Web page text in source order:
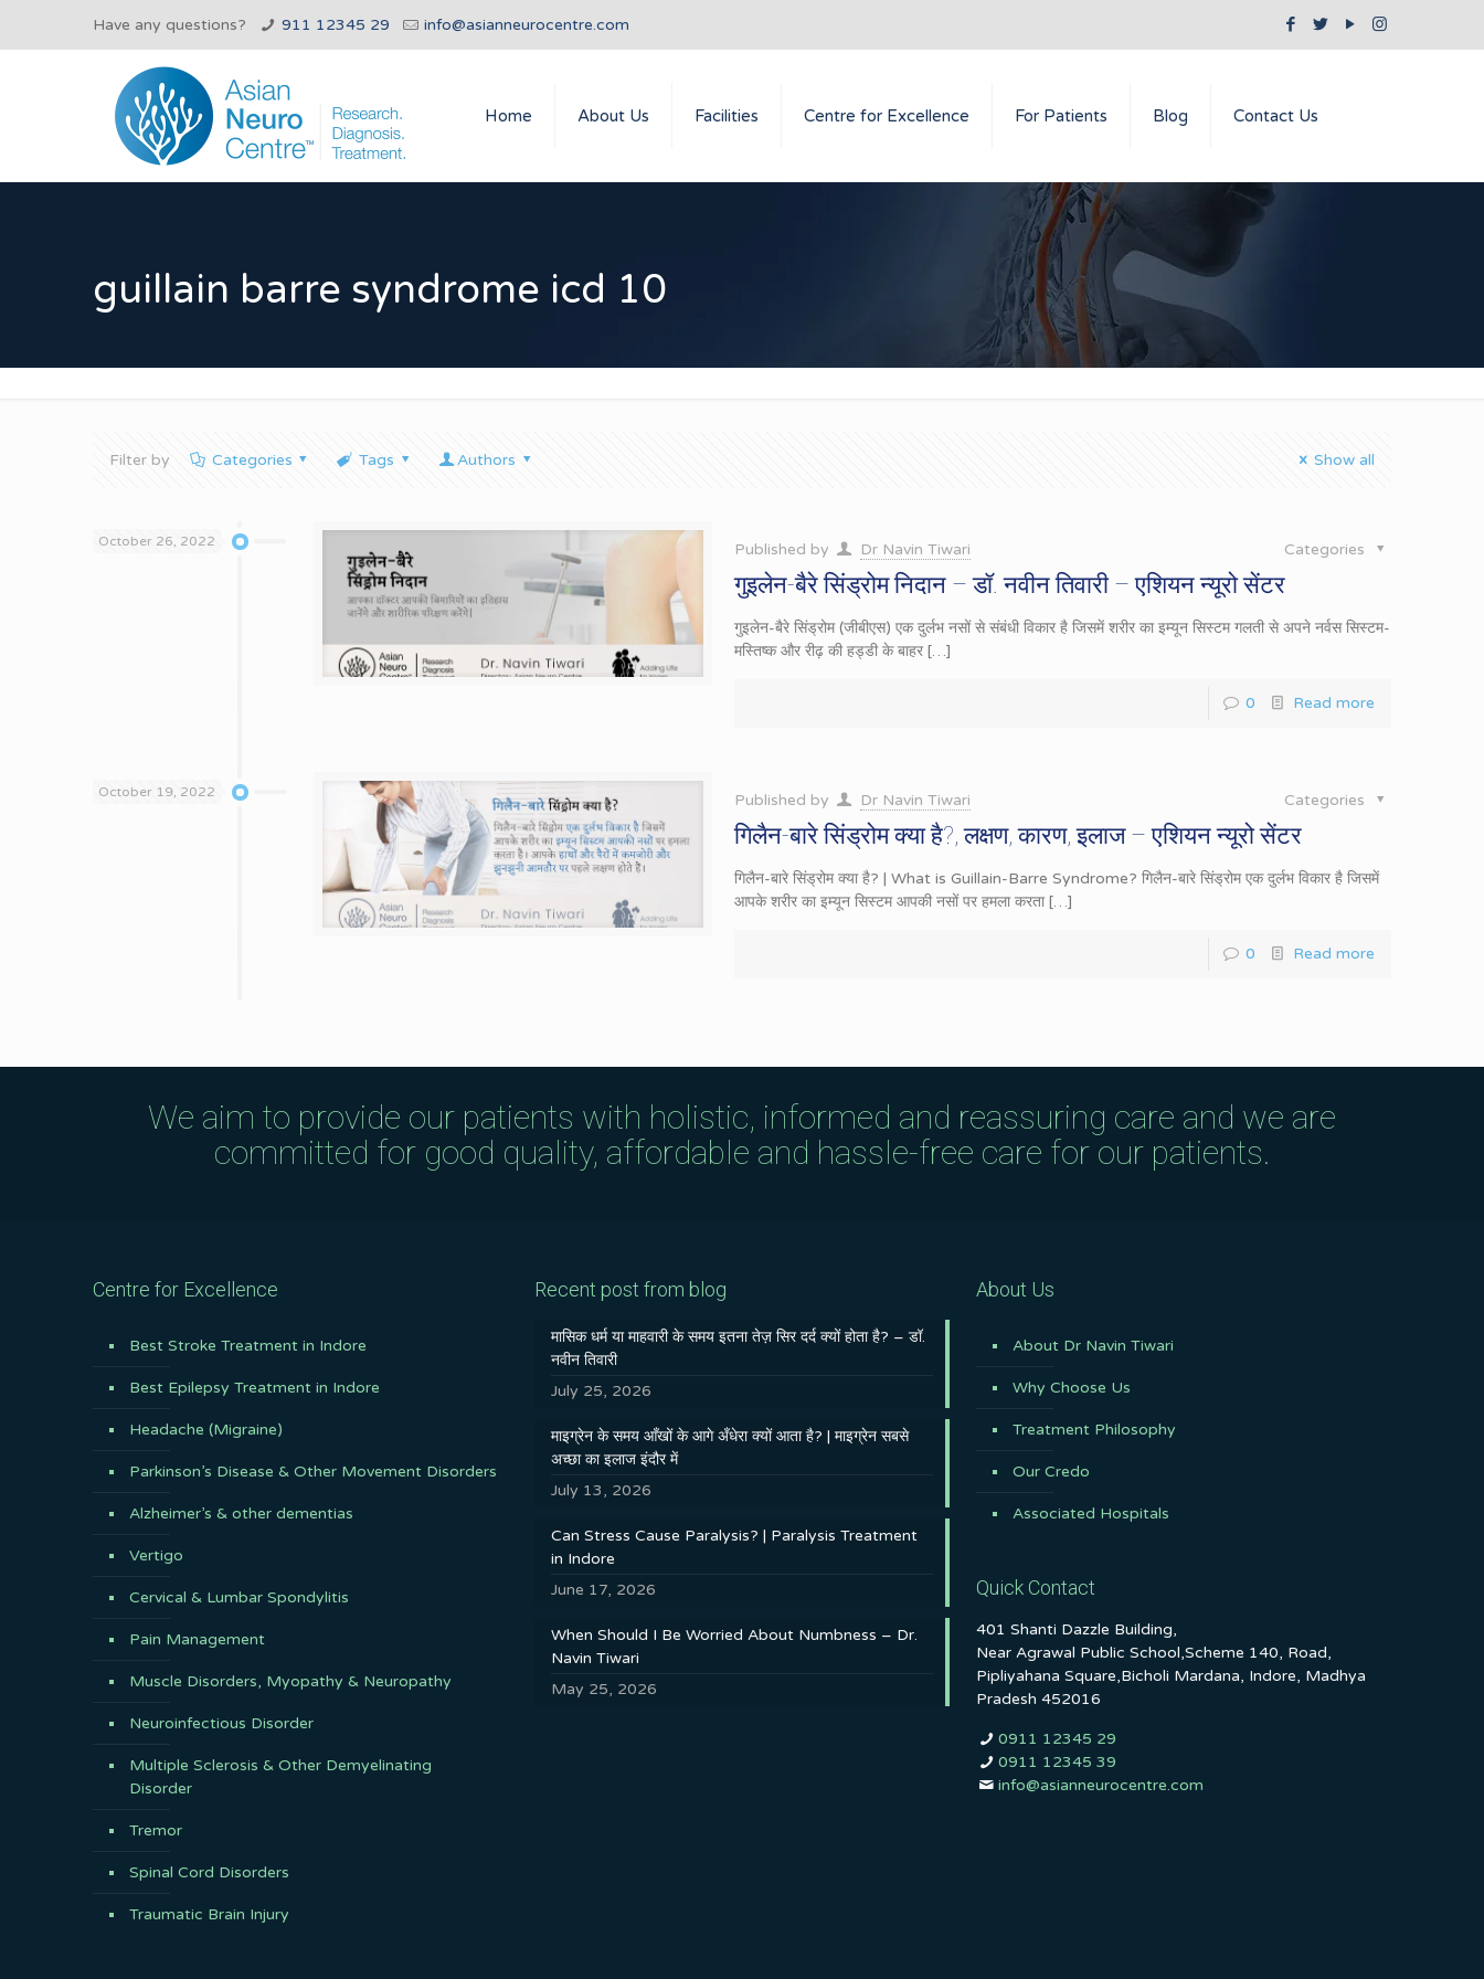
Have any questions? 911 12345 29 info@asianneurocentre.com
Home About Us Facilities Centre for Excellence For Patients Blog Contact Us
guillain barre syndrome icd 10
Filter by Categories Tags Authors Show all
October 26, 2022 Published by Dr Navin Tiwari Categories
गुइलेन-बैरे सिंड्रोम निदान – डॉ. नवीन तिवारी – एशियन न्यूरो सेंटर
गुइलेन-बैरे सिंड्रोम (जीबीएस) एक दुर्लभ नसों से संबंधी विकार है जिसमें शरीर का इम्यून सिस्टम गलती से अपने नर्वस सिस्टम-
मस्तिष्क और रीढ़ की हड्डी के बाहर […]
0 Read more
October 19, 2022 Published by Dr Navin Tiwari Categories
गिलैन-बारे सिंड्रोम क्या है?, लक्षण, कारण, इलाज – एशियन न्यूरो सेंटर
गिलैन-बारे सिंड्रोम क्या है? | What is Guillain-Barre Syndrome? गिलैन-बारे सिंड्रोम एक दुर्लभ विकार है जिसमें
आपके शरीर का इम्यून सिस्टम आपकी नसों पर हमला करता […]
0 Read more
We aim to provide our patients with holistic, informed and reassuring care and we are
committed for good quality, affordable and hassle-free care for our patients.
Centre for Excellence
Best Stroke Treatment in Indore
Best Epilepsy Treatment in Indore
Headache (Migraine)
Parkinson’s Disease & Other Movement Disorders
Alzheimer’s & other dementias
Vertigo
Cervical & Lumbar Spondylitis
Pain Management
Muscle Disorders, Myopathy & Neuropathy
Neuroinfectious Disorder
Multiple Sclerosis & Other Demyelinating
Disorder
Tremor
Spinal Cord Disorders
Traumatic Brain Injury
Recent post from blog
मासिक धर्म या माहवारी के समय इतना तेज़ सिर दर्द क्यों होता है? – डॉ.
नवीन तिवारी
July 25, 2026
माइग्रेन के समय आँखों के आगे अँधेरा क्यों आता है? | माइग्रेन सबसे
अच्छा का इलाज इंदौर में
July 13, 2026
Can Stress Cause Paralysis? | Paralysis Treatment
in Indore
June 17, 2026
When Should I Be Worried About Numbness – Dr.
Navin Tiwari
May 25, 2026
About Us
About Dr Navin Tiwari
Why Choose Us
Treatment Philosophy
Our Credo
Associated Hospitals
Quick Contact
401 Shanti Dazzle Building,
Near Agrawal Public School,Scheme 140, Road,
Pipliyahana Square,Bicholi Mardana, Indore, Madhya
Pradesh 452016
0911 12345 29
0911 12345 39
info@asianneurocentre.com